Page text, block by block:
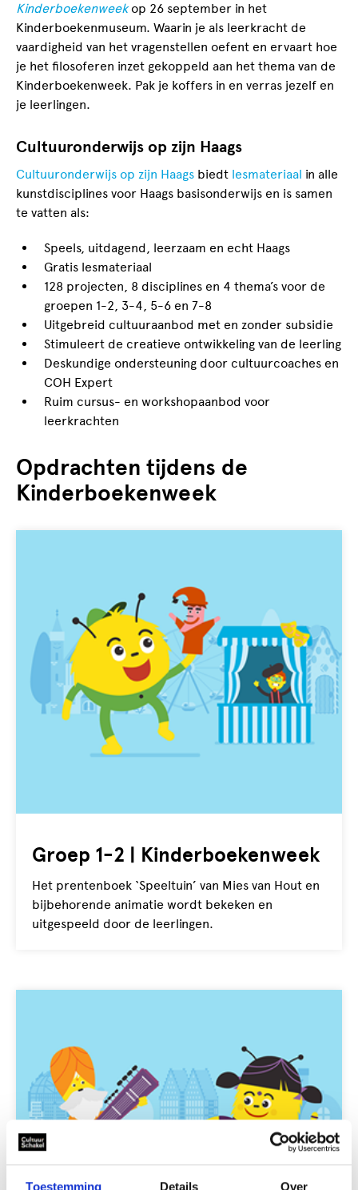
Toestemming Details Over
Kinderboekenweekop 26 september in het
Kinderboekenmuseum. Waarin je als leerkracht de
vaardigheid van het vragenstellen oefent en ervaart hoe
je het filosoferen inzet gekoppeld aan het thema van de
Kinderboekenweek. Pak je koffers in en verras jezelf en
je leerlingen.
Cultuuronderwijs op zijn Haags
Cultuuronderwijs op zijn Haags biedt lesmateriaal in alle
kunstdisciplines voor Haags basisonderwijs en is samen
te vatten als:
Speels, uitdagend, leerzaam en echt Haags
Gratis lesmateriaal
128 projecten, 8 disciplines en 4 thema’s voor de
groepen 1-2, 3-4, 5-6 en 7-8
Uitgebreid cultuuraanbod met en zonder subsidie
Stimuleert de creatieve ontwikkeling van de leerling
Deskundige ondersteuning door cultuurcoaches en
COH Expert
Ruim cursus- en workshopaanbod voor
leerkrachten
Opdrachten tijdens de
Kinderboekenweek
Groep 1-2 | Kinderboekenweek
Het prentenboek ‘Speeltuin’ van Mies van Hout en
bijbehorende animatie wordt bekeken en
uitgespeeld door de leerlingen.